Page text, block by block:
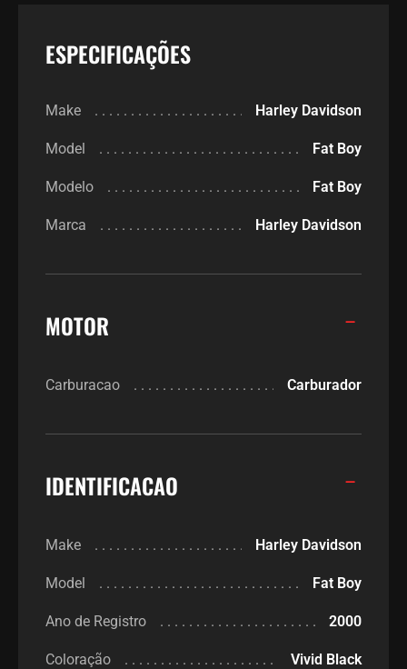
ESPECIFICAÇÕES
Make Harley Davidson
Model Fat Boy
Modelo Fat Boy
Marca Harley Davidson
MOTOR
Carburacao Carburador
IDENTIFICACAO
Make Harley Davidson
Model Fat Boy
Ano de Registro 2000
Coloração Vivid Black